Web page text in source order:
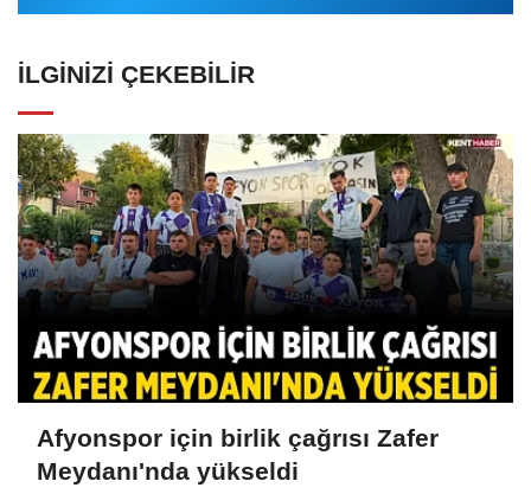
İLGINIZI ÇEKEBILIR
Afyonspor için birlik çağrısı Zafer
Meydanı'nda yükseldi